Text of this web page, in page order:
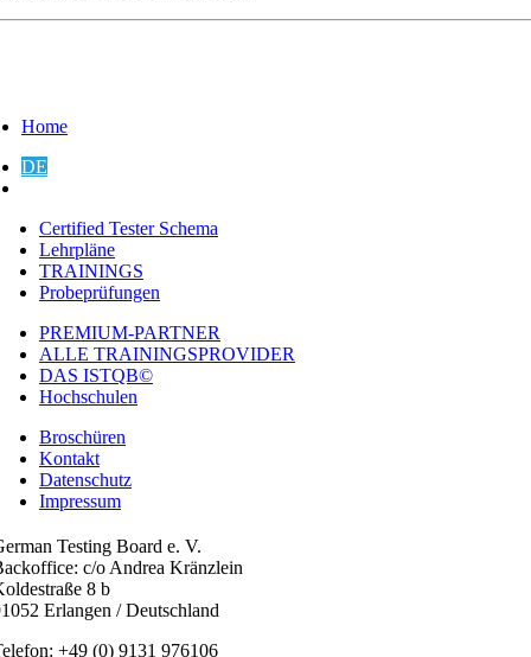
Home
DE
Certified Tester Schema
Lehrpläne
TRAININGS
Probeprüfungen
PREMIUM-PARTNER
ALLE TRAININGSPROVIDER
DAS ISTQB©
Hochschulen
Broschüren
Kontakt
Datenschutz
Impressum
Testing Board e. V.
c/o Andrea Kränzlein
8 b
Erlangen / Deutschland
+49 (0) 9131 976106